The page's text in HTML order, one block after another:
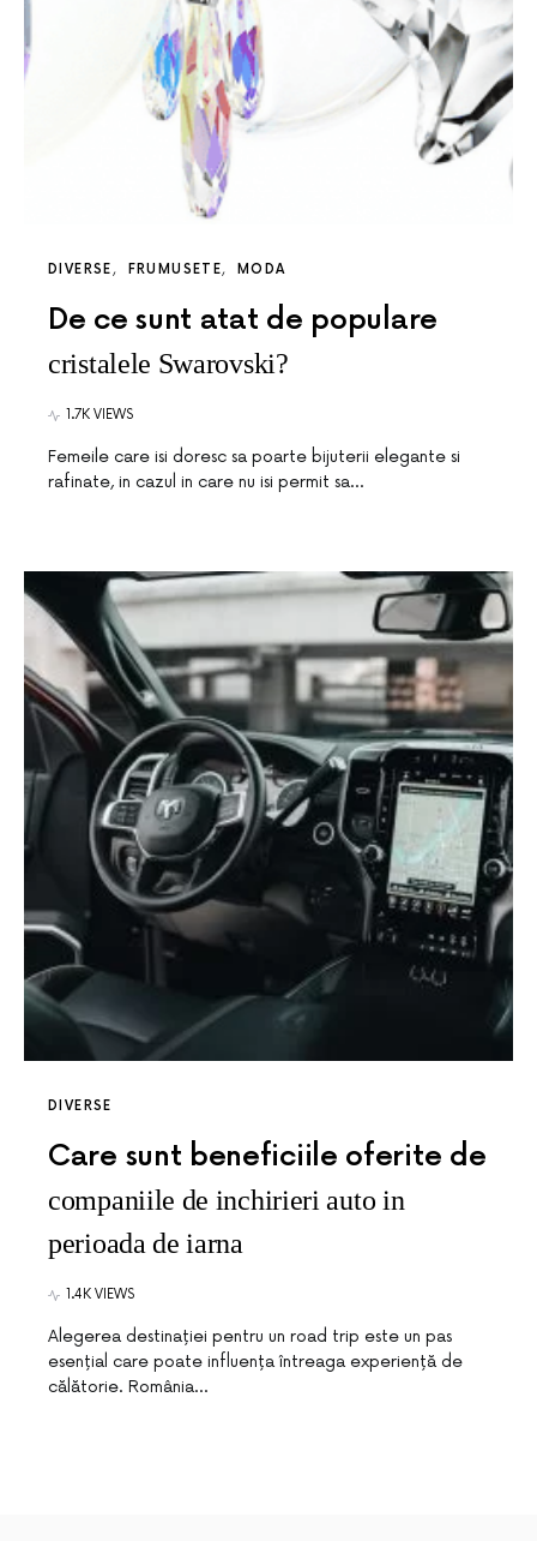
DIVERSE FRUMUSETE MODA
De ce sunt atat de populare
cristalele Swarovski?
1.7K VIEWS
Femeile care isi doresc sa poarte bijuterii elegante si
rafinate, in cazul in care nu isi permit sa…
DIVERSE
Care sunt beneficiile oferite de
companiile de inchirieri auto in
perioada de iarna
1.4K VIEWS
Alegerea destinației pentru un road trip este un pas
esențial care poate influența întreaga experiență de
călătorie. România…